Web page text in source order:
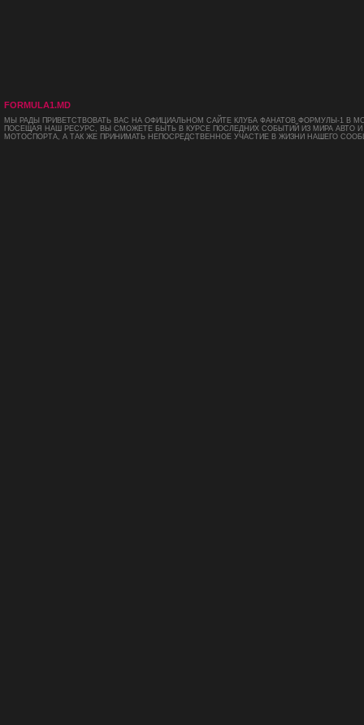
FORMULA1.MD
МЫ РАДЫ ПРИВЕТСТВОВАТЬ ВАС НА ОФИЦИАЛЬНОМ САЙТЕ КЛУБА ФАНАТОВ ФОРМУЛЫ-1 В
ПОСЕЩАЯ НАШ РЕСУРС, ВЫ СМОЖЕТЕ БЫТЬ В КУРСЕ ПОСЛЕДНИХ СОБЫТИЙ ИЗ МИРА АВТО И
МОТОСПОРТА, А ТАК ЖЕ ПРИНИМАТЬ НЕПОСРЕДСТВЕННОЕ УЧАСТИЕ В ЖИЗНИ НАШЕГО